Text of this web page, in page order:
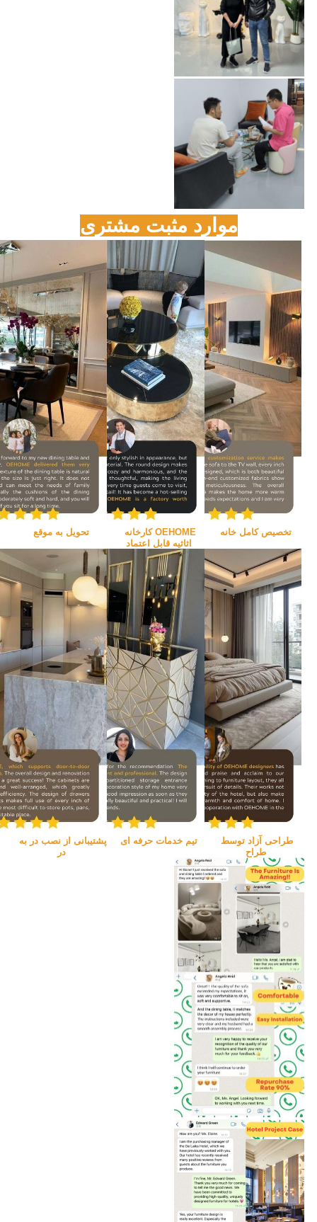
موارد مثبت مشتری
تخصیص کامل خانه
اثاثیه قابل اعتماد
تحویل به موقع
طراح
تیم خدمات حرفه ای
در